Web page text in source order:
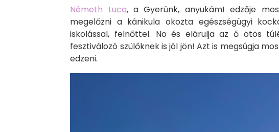
Németh Luca, a Gyerünk, anyukám! edzője
megelőzni a kánikula okozta egészségügyi
iskolással, felnőttel. No és elárulja az ő ötös
fesztiválozó szülőknek is jól jön! Azt is megsúgja
edzeni.